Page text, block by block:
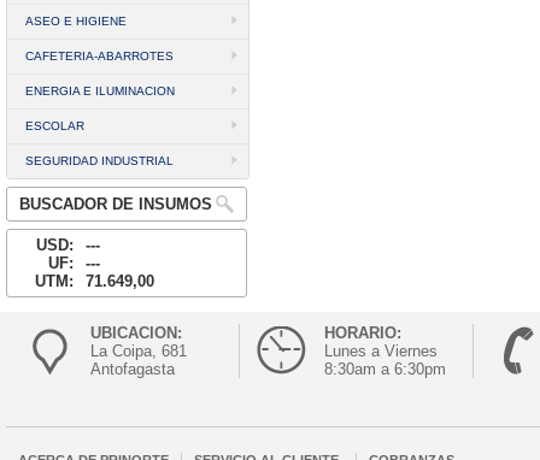
ASEO E HIGIENE
CAFETERIA-ABARROTES
ENERGIA E ILUMINACION
ESCOLAR
SEGURIDAD INDUSTRIAL
BUSCADOR DE INSUMOS
USD:
---
UF:
---
UTM:
71.649,00
UBICACION:
La Coipa, 681
Antofagasta
HORARIO:
Lunes a Viernes
8:30am a 6:30pm